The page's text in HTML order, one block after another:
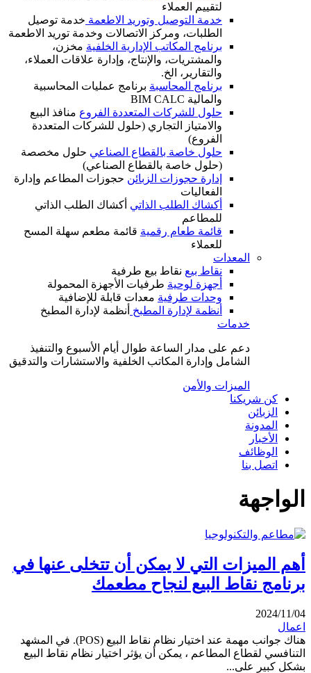
لتقييم العملاء
خدمة التوصيل وتوريد الاطعمة خدمة توصيل
الطلبات، ومركز الاتصالات وخدمة توريد الاطعمة
برنامج المكاتب الإدارية الخلفية مخزن،
والمشتريات، والإنتاج، وإدارة علاقات العملاء،
والتقارير، الخ.
برنامج المحاسبة برنامج عمليات المحاسبية
والمالية BIM CALC
حلول للشركات المتعددة الفروع منافذ البيع
والامتياز التجاري (حلول للشركات المتعددة
الفروع)
حلول خاصة بالقطاع الصناعي حلول مخصصة
(حلول خاصة بالقطاع الصناعي)
إدارة حجوزات الزبائن حجوزات المطاعم وإدارة
الفعاليات
أكشاك الطلب الذاتي أكشاك الطلب الذاتي
للمطاعم
قائمة طعام رقمية قائمة مطعم سهلة المسح
للعملاء
المعدات
نقاط بيع نقاط بيع طرفية
أجهزة لوحية طرفيات الأجهزة المحمولة
وحدات طرفية معدات قابلة للإضافية
أنظمة لإدارة المطبخ أنظمة لإدارة المطبخ
خدمات
دعم على مدار الساعة طوال أيام الأسبوع والتنفيذ
الشامل وإدارة المكاتب الخلفية والاستشارات والتدقيق
الميزات والأمن
كن شريكنا
الزبائن
المدونة
الأخبار
الوظائف
اتصل بنا
الواجهة
أهم الميزات التي لا يمكن أن تتخلى عنها في
برنامج نقاط البيع لنجاح مطعمك
2024/11/04
اعمال
هناك جوانب مهمة عند اختيار نظام نقاط البيع (POS). في المشهد
التنافسي لقطاع المطاعم ، يمكن أن يؤثر اختيار نظام نقاط البيع
بشكل كبير على...